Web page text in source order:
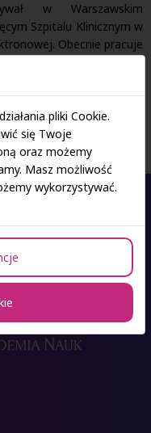
w Warszawskim
Szpitalu Klinicznym w
Obecnie pracuje
Klinicznej zajmując się
pliki Cookie.
się Twoje
oraz możemy
Masz możliwość
wykorzystywać.